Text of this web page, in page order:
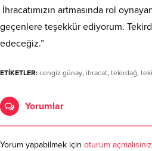
İhracatımızın artmasında rol
geçenlere teşekkür ediyorum.
edeceğiz.”
ETİKETLER: cengiz günay, ihracat, tekirdağ,
Yorumlar
Yorum yapabilmek için oturum açmalısınız